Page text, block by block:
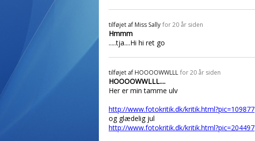
tilføjet af Miss Sally for 20 år siden
Hmmm
.....tja....Hi hi ret go
tilføjet af HOOOOWWLLL for 20 år siden
HOOOOWWLLL....
Her er min tamme ulv
http://www.fotokritik.dk/kritik.html?pic=109877
og glædelig jul
http://www.fotokritik.dk/kritik.html?pic=204497